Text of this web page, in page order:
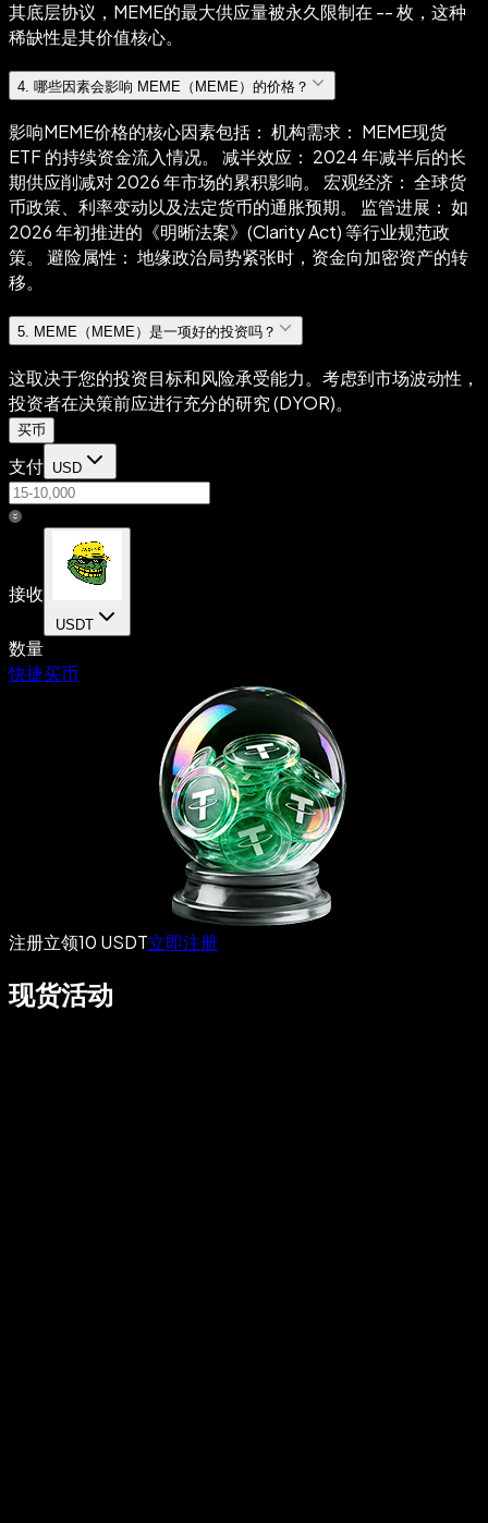
其底层协议，MEME的最大供应量被永久限制在 -- 枚，这种
稀缺性是其价值核心。
4 哪些因素会影响 MEME（MEME）的价格？
影响MEME价格的核心因素包括： 机构需求： MEME现货
ETF 的持续资金流入情况。 减半效应： 2024 年减半后的长
期供应削减对 2026 年市场的累积影响。 宏观经济： 全球货
币政策、利率变动以及法定货币的通胀预期。 监管进展： 如
2026 年初推进的《明晰法案》(Clarity Act) 等行业规范政
策。 避险属性： 地缘政治局势紧张时，资金向加密资产的转
移。
5 MEME（MEME）是一项好的投资吗？
这取决于您的投资目标和风险承受能力。考虑到市场波动性，
投资者在决策前应进行充分的研究 (DYOR)。
买币
支付 USD
接收
USDT
数量
快捷买币
注册立领10 USDT立即注册
现货活动